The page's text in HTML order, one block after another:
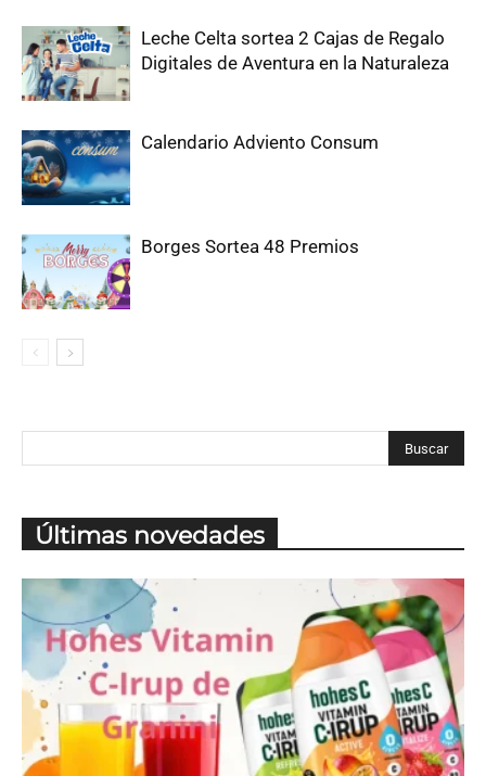
Leche Celta sortea 2 Cajas de Regalo
Digitales de Aventura en la Naturaleza
Calendario Adviento Consum
Borges Sortea 48 Premios
Últimas novedades